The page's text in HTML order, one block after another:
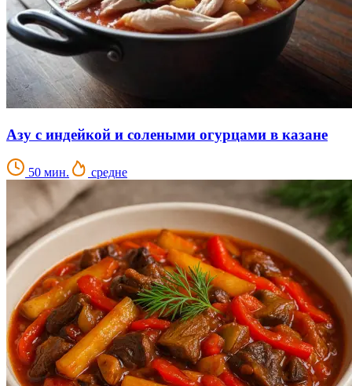
Азу с индейкой и солеными огурцами в казане
50 мин. средне